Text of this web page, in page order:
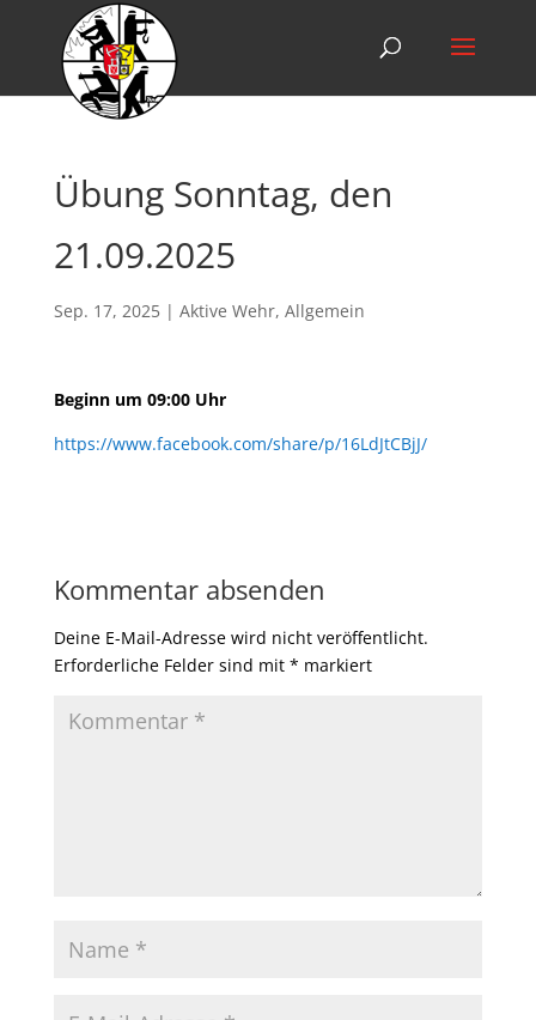
Übung Sonntag, den
21.09.2025
Sep. 17, 2025| Aktive Wehr, Allgemein
Beginn um 09:00 Uhr
https://www.facebook.com/share/p/16LdJtCBjJ/
Kommentar absenden
Deine E-Mail-Adresse wird nicht veröffentlicht.
Erforderliche Felder sind mit * markiert